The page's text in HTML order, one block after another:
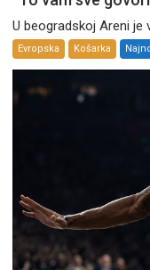
U beogradskoj Areni je
Evropska Košarka